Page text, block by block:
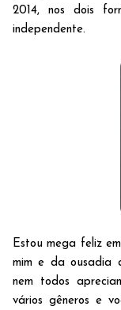
2014, nos dois
independente.
Estou mega feliz
mim e da ousadia
nem todos
vários gêneros e